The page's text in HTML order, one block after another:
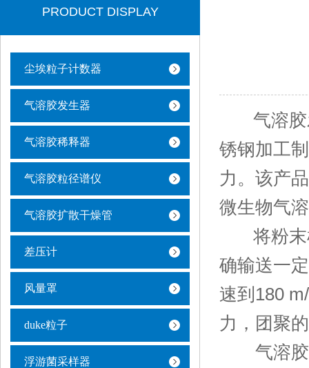
PRODUCT DISPLAY
尘埃粒子计数器
气溶胶发生器
气溶胶稀释器
气溶胶粒径谱仪
气溶胶扩散干燥管
差压计
风量罩
duke粒子
浮游菌采样器
气溶胶
锈钢加工
力。该产
微生物气
将粉末
确输送一
速到180
力，团聚
气溶胶